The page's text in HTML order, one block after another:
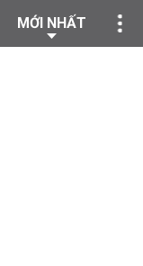
MỚI NHẤT